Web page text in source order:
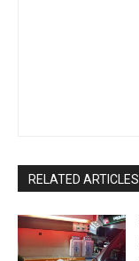
RELATED ARTICLES